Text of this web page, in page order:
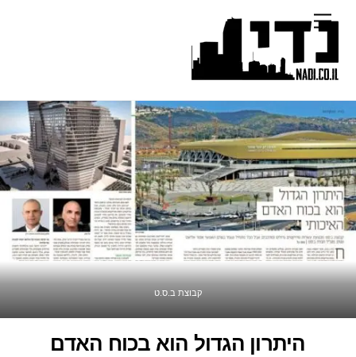
content
Menu
קבוצת ב.ס.ט
היתרון הגדול הוא בכוח האדם